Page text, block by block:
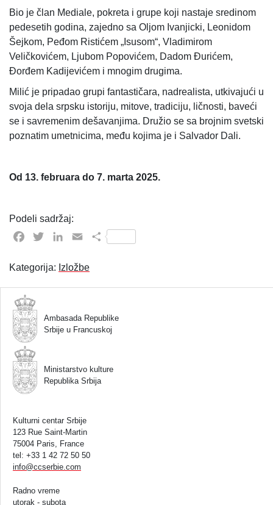
Bio je član Mediale, pokreta i grupe koji nastaje sredinom
pedesetih godina, zajedno sa Oljom Ivanjicki, Leonidom
Šejkom, Peđom Ristićem „Isusom“, Vladimirom
Veličkovićem, Ljubom Popovićem, Dadom Đurićem,
Đorđem Kadijevićem i mnogim drugima.
Milić je pripadao grupi fantastičara, nadrealista, utkivajući u
svoja dela srpsku istoriju, mitove, tradiciju, ličnosti, baveći
se i savremenim dešavanjima. Družio se sa brojnim svetski
poznatim umetnicima, među kojima je i Salvador Dali.
Od 13. februara do 7. marta 2025.
Podeli sadržaj:
Facebook
TwitterLinkedIn
EmailShare
Kategorija: Izložbe
Ambasada Republike
Srbije u Francuskoj
Ministarstvo kulture
Republika Srbija
Kulturni centar Srbije
123 Rue Saint-Martin
75004 Paris, France
tel: +33 1 42 72 50 50
info@ccserbie.com
Radno vreme
utorak - subota